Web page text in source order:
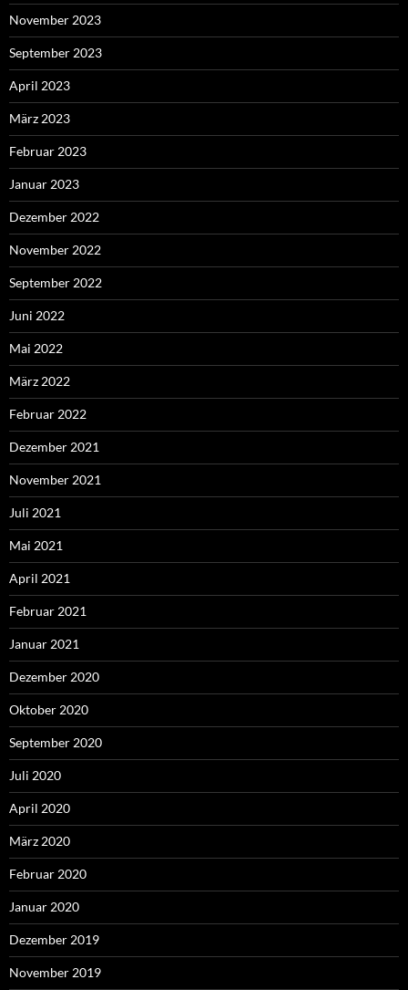
November 2023
September 2023
April 2023
März 2023
Februar 2023
Januar 2023
Dezember 2022
November 2022
September 2022
Juni 2022
Mai 2022
März 2022
Februar 2022
Dezember 2021
November 2021
Juli 2021
Mai 2021
April 2021
Februar 2021
Januar 2021
Dezember 2020
Oktober 2020
September 2020
Juli 2020
April 2020
März 2020
Februar 2020
Januar 2020
Dezember 2019
November 2019